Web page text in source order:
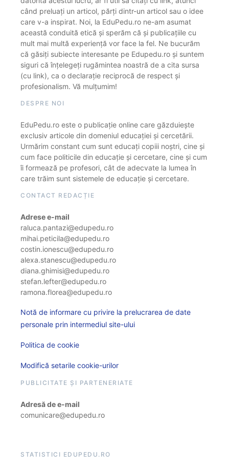
când preluați un articol, părți dintr-un articol sau o idee
care v-a inspirat. Noi, la EduPedu.ro ne-am asumat
această conduită etică și sperăm că și publicațiile cu
mult mai multă experiență vor face la fel. Ne bucurăm
că găsiți subiecte interesante pe Edupedu.ro și suntem
siguri că înțelegeți rugămintea noastră de a cita sursa
(cu link), ca o declarație reciprocă de respect și
profesionalism. Vă mulțumim!
DESPRE NOI
EduPedu.ro este o publicație online care găzduiește
exclusiv articole din domeniul educației și cercetării.
Urmărim constant cum sunt educați copiii noștri, cine și
cum face politicile din educație și cercetare, cine și cum
îi formează pe profesori, cât de adecvate la lumea în
care trăim sunt sistemele de educație și cercetare.
CONTACT REDACȚIE
Adrese e-mail
raluca.pantazi@edupedu.ro
mihai.peticila@edupedu.ro
costin.ionescu@edupedu.ro
alexa.stanescu@edupedu.ro
diana.ghimisi@edupedu.ro
stefan.lefter@edupedu.ro
ramona.florea@edupedu.ro
Notă de informare cu privire la prelucrarea de date
personale prin intermediul site-ului
Politica de cookie
Modifică setarile cookie-urilor
PUBLICITATE ȘI PARTENERIATE
Adresă de e-mail
comunicare@edupedu.ro
STATISTICI EDUPEDU.RO